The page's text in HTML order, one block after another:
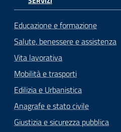
Educazione e formazione
Salute, benessere e assistenza
Vita lavorativa
Mobilità e trasporti
Edilizia e Urbanistica
Anagrafe e stato civile
Giustizia e sicurezza pubblica